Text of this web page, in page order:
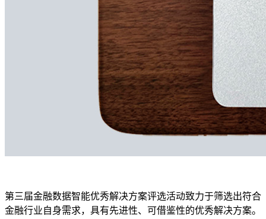
第三届金融数据智能优秀解决方案评选活动致力于筛选出符合
金融行业自身需求，具有先进性、可借鉴性的优秀解决方案。